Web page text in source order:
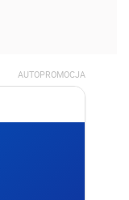
AUTOPROMOCJA